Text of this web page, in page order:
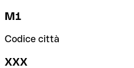
M1
Codice città
XXX